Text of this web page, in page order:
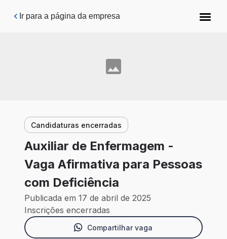
Pular para o conteúdo principal
Ir para a página da empresa
Candidaturas encerradas
Auxiliar de Enfermagem -
Vaga Afirmativa para Pessoas
com Deficiência
Publicada em 17 de abril de 2025
Inscrições encerradas
Compartilhar vaga